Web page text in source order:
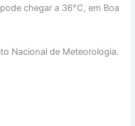
chegar a 36°C, em Boa
Nacional de Meteorologia.